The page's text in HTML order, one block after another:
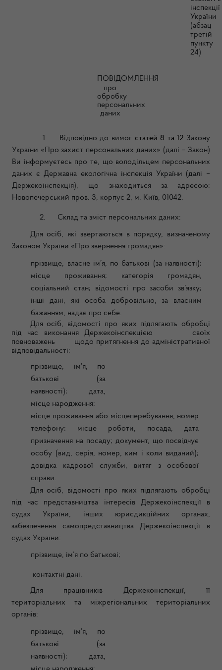
інспекції
України
(абзац
третій
пункту
24)
ПОВІДОМЛЕННЯ
про
обробку
персональних
даних
1. Відповідно до вимог статей 8 та 12 Закону
України «Про захист персональних даних» (далі – Закон)
Ви інформуєтесь про те, що володільцем персональних
даних є Державна екологічна інспекція України (далі –
Держекоінспекція), що знаходиться за адресою:
Новопечерський пров. 3, корпус 2, м. Київ, 01042.
2. Склад та зміст персональних даних:
Для осіб, які звертаються в порядку, визначеному
Законом України «Про звернення громадян»:
прізвище, власне ім’я, по батькові (за наявності);
місце проживання; категорія громадян,
соціальний стан; відомості про засоби зв’язку;
інші дані, які особа добровільно, за власним
бажанням, надає про себе.
Для осіб, відомості про яких підлягають обробці
під час виконання Держекоінспекцією своїх
повноважень щодо притягнення до адміністративної
відповідальності:
прізвище, ім’я, по
батькові (за
наявності); дата,
місце народження;
місце проживання або місцеперебування, номер
телефону; місце роботи, посада, дата
призначення на посаду; документ, що посвідчує
особу (вид, серія, номер, ким i коли виданий);
довідка кадрової служби, витяг з особової
справи.
Для осіб, відомості про яких підлягають обробці
під час представництва інтересів Держекоінспекції в
судах України, інших юрисдикційних органах,
забезпечення самопредставництва Держекоінспекції в
судах України:
прізвище, ім’я по батькові;
контактні дані.
Для працівників Держекоінспекції, її
територіальних та міжрегіональних територіальних
органів:
прізвище, ім’я, по
батькові (за
наявності); дата,